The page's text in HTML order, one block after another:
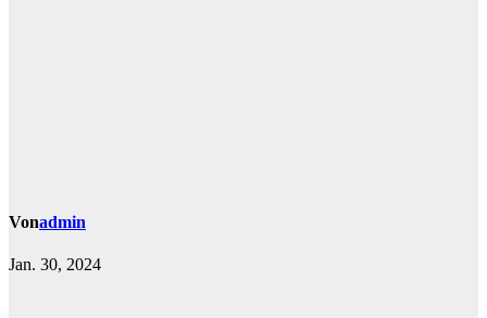
Vonadmin
Jan. 30, 2024